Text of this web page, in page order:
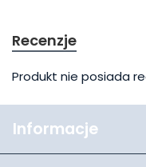
Recenzje
Produkt nie posiada
Informacje